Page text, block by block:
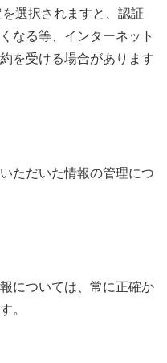
選択されますと、認証
なる等、インターネット
を受ける場合があります
ただいた情報の管理につ
については、常に正確か
。